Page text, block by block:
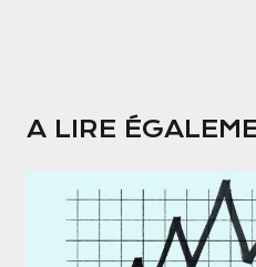
A LIRE